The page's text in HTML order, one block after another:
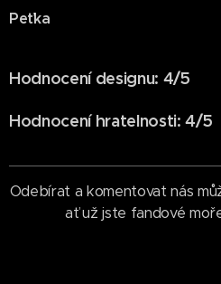
Peťka
Hodnocení designu: 4/5
Hodnocení hratelnosti: 4/5
Odebírat a komentovat nás
ať už jste fandové